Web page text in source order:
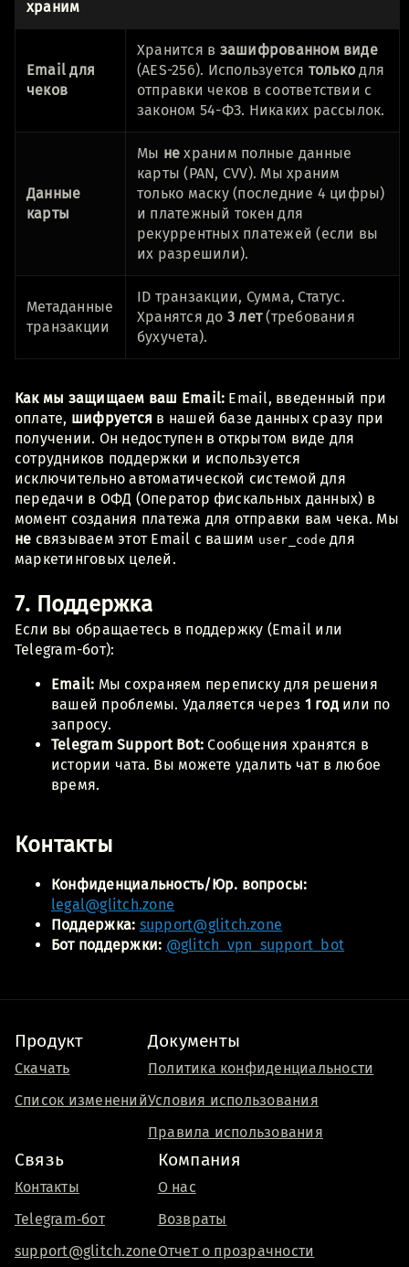
храним
Email для
чеков
Хранится в зашифрованном виде
(AES-256). Используется только для
отправки чеков в соответствии с
законом 54-ФЗ. Никаких рассылок.
Данные
карты
Мы не храним полные данные
карты (PAN, CVV). Мы храним
только маску (последние 4 цифры)
и платежный токен для
рекуррентных платежей (если вы
их разрешили).
Метаданные
транзакции
ID транзакции, Сумма, Статус.
Хранятся до 3 лет(требования
бухучета).
Как мы защищаем ваш Email: Email, введенный при
оплате, шифруется в нашей базе данных сразу при
получении. Он недоступен в открытом виде для
сотрудников поддержки и используется
исключительно автоматической системой для
передачи в ОФД (Оператор фискальных данных) в
момент создания платежа для отправки вам чека. Мы
не связываем этот Email с вашим user_code для
маркетинговых целей.
7. Поддержка
Если вы обращаетесь в поддержку (Email или
Telegram-бот):
Email: Мы сохраняем переписку для решения
вашей проблемы. Удаляется через 1 годили по
запросу.
Telegram Support Bot: Сообщения хранятся в
истории чата. Вы можете удалить чат в любое
время.
Контакты
Конфиденциальность/Юр. вопросы:
legal@glitch.zone
Поддержка: support@glitch.zone
Бот поддержки: @glitch_vpn_support_bot
Продукт
Скачать
Список изменений
Документы
Политика конфиденциальности
Условия использования
Правила использования
Связь
Контакты
Telegram‑бот
support@glitch.zone
Компания
О нас
Возвраты
Отчет о прозрачности